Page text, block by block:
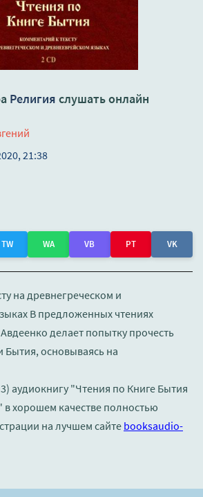
Религия слушать онлайн
21:38
TW WA VB PT VK
на древнегреческом и
В предложенных чтениях
делает попытку прочесть
Бытия, основываясь на
аудиокнигу "Чтения по Книге Бытия
в хорошем качестве полностью
на лучшем сайте booksaudio-